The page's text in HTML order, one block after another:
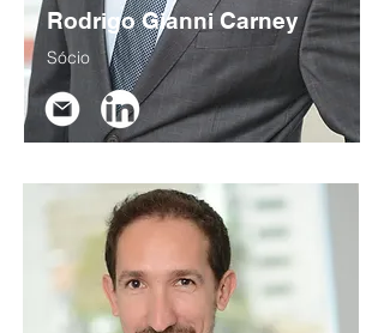
Rodrigo Gianni Carney
Sócio